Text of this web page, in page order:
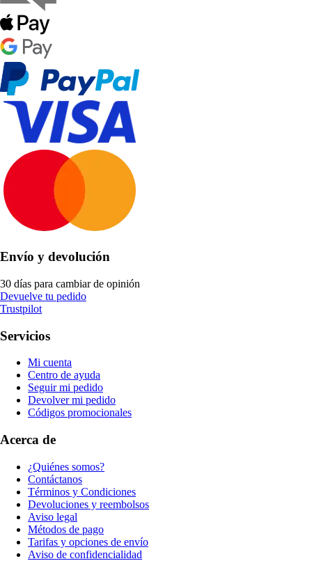
Envío y devolución
30 días para cambiar de opinión
Devuelve tu pedido
Trustpilot
Servicios
Mi cuenta
Centro de ayuda
Seguir mi pedido
Devolver mi pedido
Códigos promocionales
Acerca de
¿Quiénes somos?
Contáctanos
Términos y Condiciones
Devoluciones y reembolsos
Aviso legal
Métodos de pago
Tarifas y opciones de envío
Aviso de confidencialidad